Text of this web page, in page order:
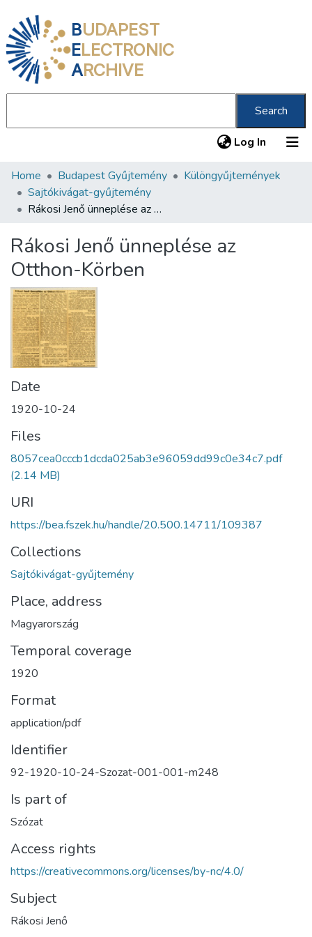
BUDAPEST
ELECTRONIC
ARCHIVE
Search
Log In (current)
Communities & Collections
All of DSpace
About us
Home Budapest Gyűjtemény
Különgyűjtemények
Sajtókivágat-gyűjtemény
Rákosi Jenő ünneplése az Otthon-Körben
Rákosi Jenő ünneplése az
Otthon-Körben
Date
1920-10-24
Files
8057cea0cccb1dcda025ab3e96059dd99c0e34c7.pdf
(2.14 MB)
URI
https://bea.fszek.hu/handle/20.500.14711/109387
Collections
Sajtókivágat-gyűjtemény
Place, address
Magyarország
Temporal coverage
1920
Format
application/pdf
Identifier
92-1920-10-24-Szozat-001-001-m248
Is part of
Szózat
Access rights
https://creativecommons.org/licenses/by-nc/4.0/
Subject
Rákosi Jenő